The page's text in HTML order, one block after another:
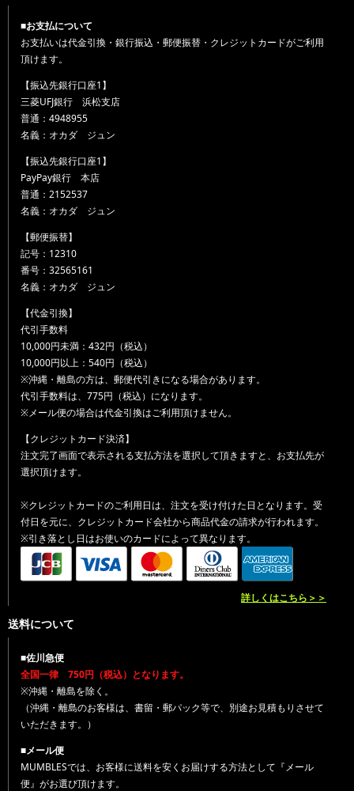
■お支払について
お支払いは代金引換・銀行振込・郵便振替・クレジットカードがご利用
頂けます。
【振込先銀行口座1】
三菱UFJ銀行 浜松支店
普通：4948955
名義：オカダ ジュン
【振込先銀行口座1】
PayPay銀行 本店
普通：2152537
名義：オカダ ジュン
【郵便振替】
記号：12310
番号：32565161
名義：オカダ ジュン
【代金引換】
代引手数料
10,000円未満：432円（税込）
10,000円以上：540円（税込）
※沖縄・離島の方は、郵便代引きになる場合があります。
代引手数料は、775円（税込）になります。
※メール便の場合は代金引換はご利用頂けません。
【クレジットカード決済】
注文完了画面で表示される支払方法を選択して頂きますと、お支払先が
選択頂けます。
※クレジットカードのご利用日は、注文を受け付けた日となります。受
付日を元に、クレジットカード会社から商品代金の請求が行われます。
※引き落とし日はお使いのカードによって異なります。
詳しくはこちら＞＞
送料について
■佐川急便
全国一律 750円（税込）となります。
※沖縄・離島を除く。
（沖縄・離島のお客様は、書留・郵パック等で、別途お見積もりさせて
いただきます。）
■メール便
MUMBLESでは、お客様に送料を安くお届けする方法として『メール
便』がお選び頂けます。